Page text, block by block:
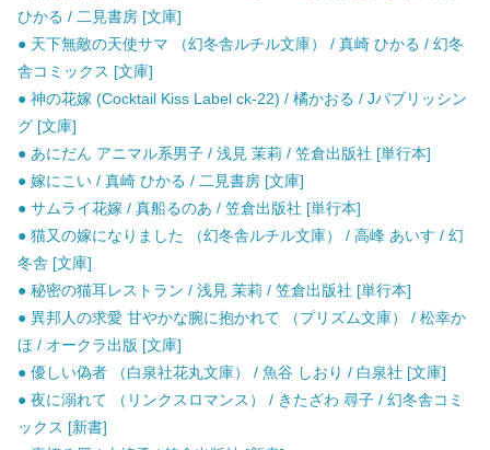
ひかる / 二見書房 [文庫]
● 天下無敵の天使サマ （幻冬舎ルチル文庫） / 真崎 ひかる / 幻冬
舎コミックス [文庫]
● 神の花嫁 (Cocktail Kiss Label ck-22) / 橘かおる / Jパブリッシン
グ [文庫]
● あにだん アニマル系男子 / 浅見 茉莉 / 笠倉出版社 [単行本]
● 嫁にこい / 真崎 ひかる / 二見書房 [文庫]
● サムライ花嫁 / 真船るのあ / 笠倉出版社 [単行本]
● 猫又の嫁になりました （幻冬舎ルチル文庫） / 高峰 あいす / 幻
冬舎 [文庫]
● 秘密の猫耳レストラン / 浅見 茉莉 / 笠倉出版社 [単行本]
● 異邦人の求愛 甘やかな腕に抱かれて （プリズム文庫） / 松幸か
ほ / オークラ出版 [文庫]
● 優しい偽者 （白泉社花丸文庫） / 魚谷 しおり / 白泉社 [文庫]
● 夜に溺れて （リンクスロマンス） / きたざわ 尋子 / 幻冬舎コミ
ックス [新書]